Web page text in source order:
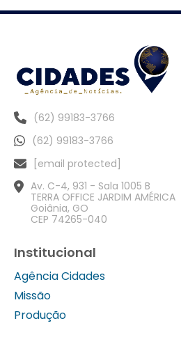
(62) 99183-3766
(62) 99183-3766
[email protected]
Av. C-4, 931 - Sala 1005 B
TERRA OFFICE JARDIM AMÉRICA
Goiânia, GO
CEP 74265-040
Institucional
Agência Cidades
Missão
Produção